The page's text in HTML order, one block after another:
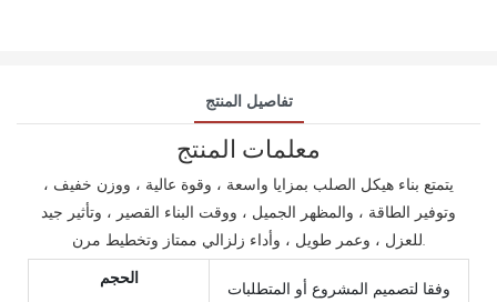
تفاصيل المنتج
معلمات المنتج
يتمتع بناء هيكل الصلب بمزايا واسعة ، وقوة عالية ، ووزن خفيف ،
وتوفير الطاقة ، والمظهر الجميل ، ووقت البناء القصير ، وتأثير جيد
للعزل ، وعمر طويل ، وأداء زلزالي ممتاز وتخطيط مرن.
الحجم
وفقا لتصميم المشروع أو المتطلبات